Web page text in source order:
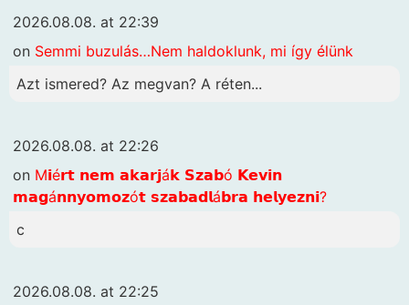
2026.08.08. at 22:39
on Semmi buzulás…Nem haldoklunk, mi így élünk
Azt ismered? Az megvan? A réten...
2026.08.08. at 22:26
on M𝗶é𝗿𝘁 𝗻𝗲𝗺 𝗮𝗸𝗮𝗿𝗷á𝗸 𝗦𝘇𝗮𝗯ó 𝗞𝗲𝘃𝗶𝗻
𝗺𝗮𝗴á𝗻𝗻𝘆𝗼𝗺𝗼𝘇ó𝘁 𝘀𝘇𝗮𝗯𝗮𝗱𝗹á𝗯𝗿𝗮 𝗵𝗲𝗹𝘆𝗲𝘇𝗻𝗶?
c
2026.08.08. at 22:25